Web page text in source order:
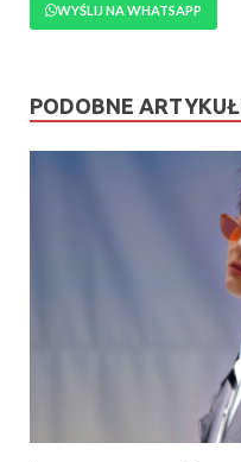
WYŚLIJ NA WHATSAPP
PODOBNE